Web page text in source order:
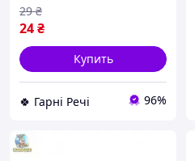
24₴
29 ₴
Купить
🍀 Гарні Речі 96%